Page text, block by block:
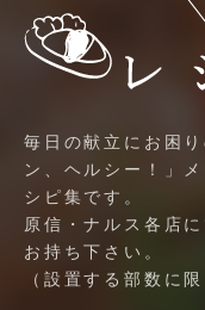
毎日の献立にお困
ン、ヘルシー！」
シピ集です。
原信・ナルス各店
お持ち下さい。
（設置する部数に